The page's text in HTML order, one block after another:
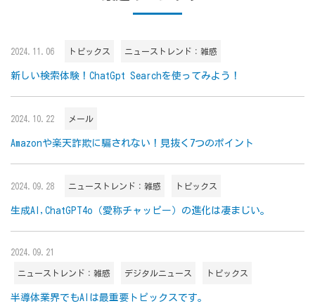
2024.11.06 トピックス ニューストレンド：雑感
新しい検索体験！ChatGpt Searchを使ってみよう！
2024.10.22 メール
Amazonや楽天詐欺に騙されない！見抜く7つのポイント
2024.09.28 ニューストレンド：雑感 トピックス
生成AI,ChatGPT4o（愛称チャッピー）の進化は凄まじい。
2024.09.21
ニューストレンド：雑感 デジタルニュース トピックス
半導体業界でもAIは最重要トピックスです。